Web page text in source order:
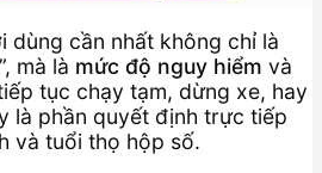
dùng cần nhất không chỉ là
mà là mức độ nguy hiểm và
tục chạy tạm, dừng xe, hay
là phần quyết định trực tiếp
và tuổi thọ hộp số.